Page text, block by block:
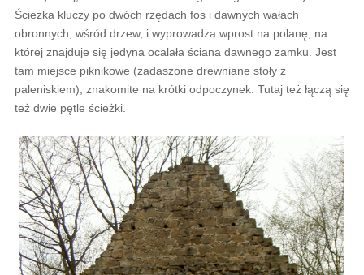
Ścieżka kluczy po dwóch rzędach fos i dawnych wałach
obronnych, wśród drzew, i wyprowadza wprost na polanę, na
której znajduje się jedyna ocalała ściana dawnego zamku. Jest
tam miejsce piknikowe (zadaszone drewniane stoły z
paleniskiem), znakomite na krótki odpoczynek. Tutaj też łączą się
też dwie pętle ścieżki.